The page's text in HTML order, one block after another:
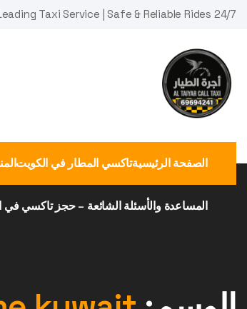
Skip
content
Taxi Service | Safe & Reliable Rides 24/7!
الصفحة الرئيسيةتاكسي المطار في الكويت
المساعدة والأسئلة الشائعة – حجز تاكسي